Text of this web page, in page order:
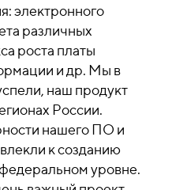
электронного
различных
роста платы
и др. Мы в
наш продукт
России.
нашего ПО и
к созданию
уровне.